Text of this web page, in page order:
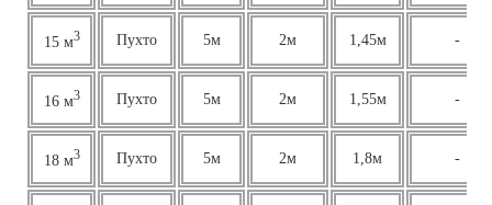
15 м3 Пухто 5м 2м 1,45м -
16 м3 Пухто 5м 2м 1,55м -
18 м3 Пухто 5м 2м 1,8м -